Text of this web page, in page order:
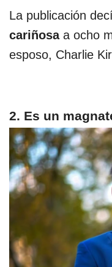
La publicación
cariñosaa ocho
esposo, Charlie
2. Es un